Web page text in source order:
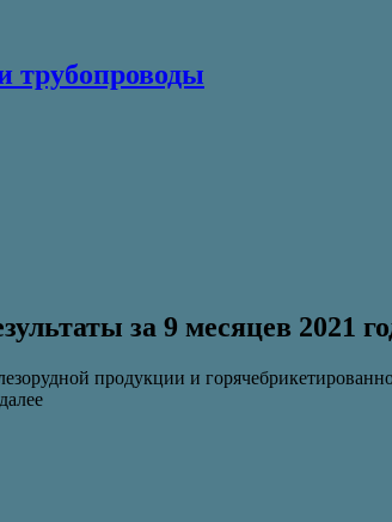
трубопроводы
за 9 месяцев 2021
продукции и